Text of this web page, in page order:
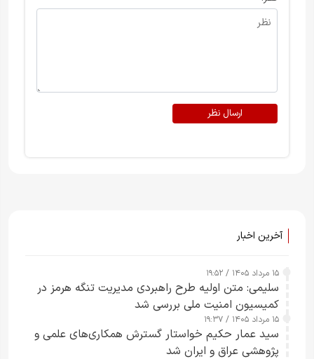
ارسال نظر
آخرین اخبار
۱۵ مرداد ۱۴۰۵ / ۱۹:۵۲
سلیمی: متن اولیه طرح راهبردی مدیریت تنگه هرمز در
کمیسیون امنیت ملی بررسی شد
۱۵ مرداد ۱۴۰۵ / ۱۹:۳۷
سید عمار حکیم خواستار گسترش همکاری‌های علمی و
پژوهشی عراق و ایران شد